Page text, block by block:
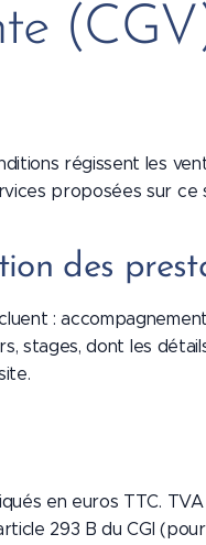
régissent les
proposées sur ce
des
:
stages, dont les
en euros TTC.
293 B du CGI